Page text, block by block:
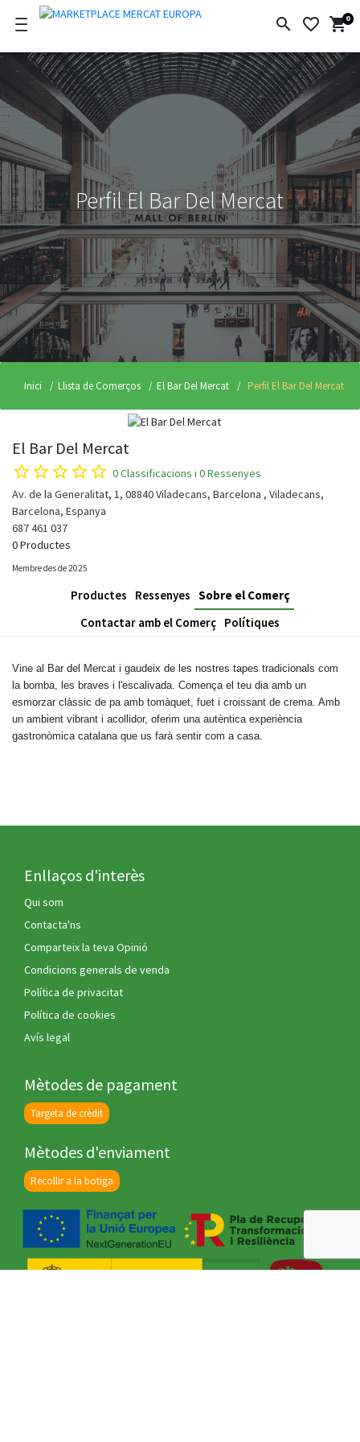
search favorite_border
la
0
shopping_cart
Perfil El Bar Del Mercat
Inici Llista de Comerços El Bar Del Mercat Perfil El Bar Del Mercat
El Bar Del Mercat
star_borderstar_borderstar_borderstar_borderstar_border 0 Classificacions i 0 Ressenyes
Av. de la Generalitat, 1, 08840 Viladecans, Barcelona , Viladecans,
Barcelona, Espanya
687 461 037
0 Productes
Membre des de 2025
Productes Ressenyes Sobre el Comerç
Contactar amb el Comerç Polítiques
Vine al Bar del Mercat i gaudeix de les nostres tapes tradicionals com
la bomba, les braves i l'escalivada. Comença el teu dia amb un
esmorzar clàssic de pa amb tomàquet, fuet i croissant de crema. Amb
un ambient vibrant i acollidor, oferim una autèntica experiència
gastronòmica catalana que us farà sentir com a casa.
Enllaços d'interès
Qui som
Contacta'ns
Comparteix la teva Opinió
Condicions generals de venda
Política de privacitat
Política de cookies
Avís legal
Mètodes de pagament
Targeta de crèdit
Mètodes d'enviament
Recollir a la botiga